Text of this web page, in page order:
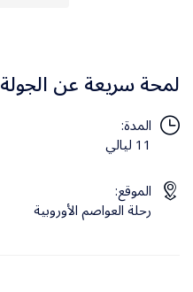
لمحة سريعة عن الجولة
المدة:
11 ليالي
الموقع:
رحلة العواصم الأوروبية